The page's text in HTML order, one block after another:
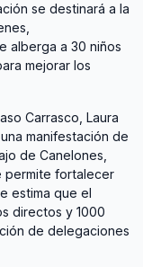
se destinará a la
alberga a 30 niños
mejorar los
Carrasco, Laura
manifestación de
de Canelones,
permite fortalecer
estima que el
directos y 1000
de delegaciones